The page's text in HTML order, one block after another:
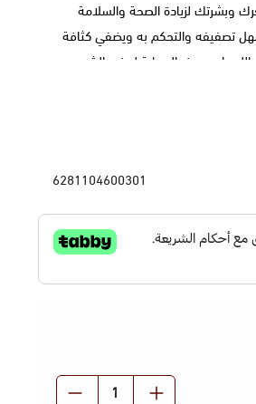
وبشرتك لزيادة الصحة والسلامة
تصفيفه والتحكم به ويضفي كثافة
ويوفر الحماية لجذور الشعر،
على الشعر المجعد والمموج،
6281104600301